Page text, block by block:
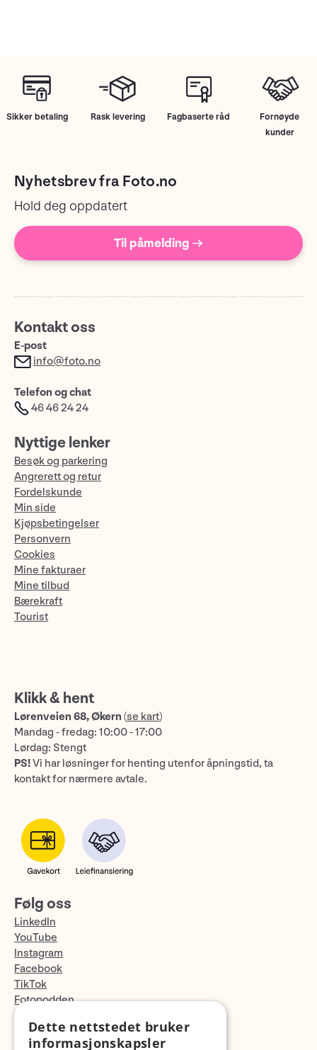
Sikker betaling Rask levering Fagbaserte råd
Fornøyde
kunder
Nyhetsbrev fra Foto.no
Hold deg oppdatert
Til påmelding →
Kontakt oss
E-post
info@foto.no
Telefon og chat
46 46 24 24
Nyttige lenker
Besøk og parkering
Angrerett og retur
Fordelskunde
Min side
Kjøpsbetingelser
Personvern
Cookies
Mine fakturaer
Mine tilbud
Bærekraft
Tourist
Klikk & hent
Lørenveien 68, Økern (se kart)
Mandag - fredag: 10:00 - 17:00
Lørdag: Stengt
PS!Vi har løsninger for henting utenfor åpningstid, ta
kontakt for nærmere avtale.
Følg oss
LinkedIn
YouTube
Instagram
Facebook
TikTok
Fotopodden
Med forbehold om skrive- og lagerfeil
Dette nettstedet bruker
informasjonskapsler